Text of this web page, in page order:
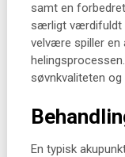
samt en
særligt værdifuldt
velvære spiller en
søvnkvaliteten
En typisk